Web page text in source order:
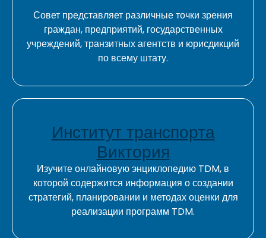
Совет представляет различные точки зрения
граждан, предприятий, государственных
учреждений, транзитных агентств и юрисдикций
по всему штату.
Институт транспорта
Виктория
Изучите онлайновую энциклопедию TDM, в
которой содержится информация о создании
стратегий, планировании и методах оценки для
реализации программ TDM.